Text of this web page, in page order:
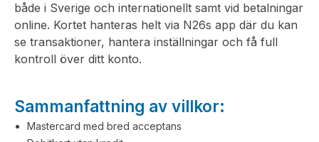
både i Sverige och internationellt samt vid betalningar
online. Kortet hanteras helt via N26s app där du kan
se transaktioner, hantera inställningar och få full
kontroll över ditt konto.
Sammanfattning av villkor:
Mastercard med bred acceptans